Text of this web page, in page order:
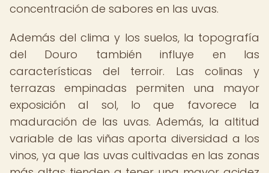
concentración de sabores en las uvas.
Además del clima y los suelos, la topografía
del Douro también influye en las
características del terroir. Las colinas y
terrazas empinadas permiten una mayor
exposición al sol, lo que favorece la
maduración de las uvas. Además, la altitud
variable de las viñas aporta diversidad a los
vinos, ya que las uvas cultivadas en las zonas